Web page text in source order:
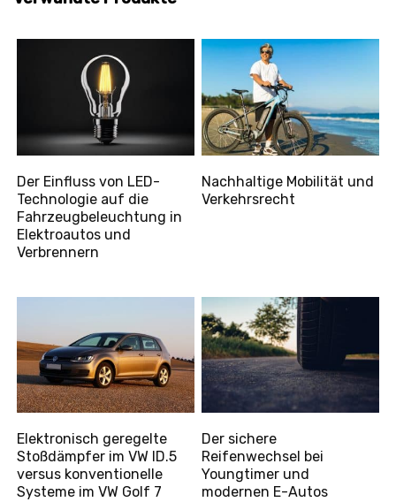
Der Einfluss von LED-
Technologie auf die
Fahrzeugbeleuchtung in
Elektroautos und
Verbrennern
Nachhaltige Mobilität und
Verkehrsrecht
Elektronisch geregelte
Stoßdämpfer im VW ID.5
versus konventionelle
Systeme im VW Golf 7
Der sichere
Reifenwechsel bei
Youngtimer und
modernen E-Autos